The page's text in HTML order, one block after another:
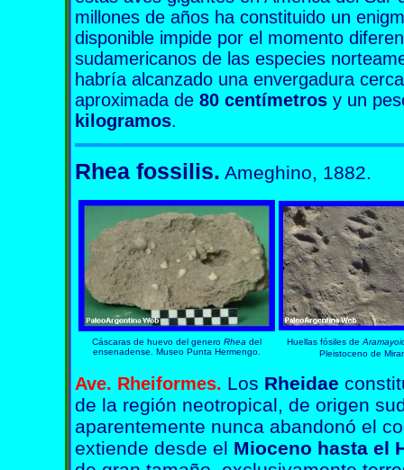
millones de años ha constituido un
disponible impide por el momento
sudamericanos de las especies
habría alcanzado una envergadura
aproximada de 80 centímetros y un
kilogramos.
Rhea fossilis. Ameghino, 1882.
Cáscaras de huevo del genero Rhea del
ensenadense. Museo Punta Hermengo.
Huellas fósiles de
Pleistoceno de
Ave. Rheiformes. Los Rheidae
de la región neotropical, de origen
aparentemente nunca abandonó el
extiende desde el Mioceno hasta el